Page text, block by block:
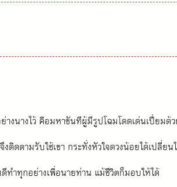
างนางไว้ คือมหาขันทีผู้มีรูปโฉมโดดเด่นเปี่ยมด้
ดตามรับใช้เขา กระทั่งหัวใจดวงน้อยได้เปลี่ยน
ทำทุกอย่างเพื่อนายท่าน แม้ชีวิตก็มอบให้ได้